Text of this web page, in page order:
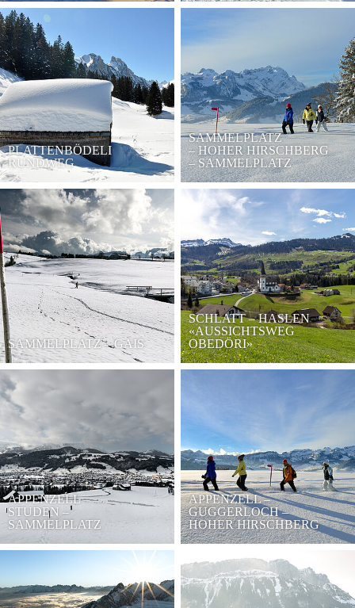
PLATTENBÖDELI
RUNDWEG
SAMMELPLATZ
– HOHER HIRSCHBERG
– SAMMELPLATZ
SAMMELPLATZ – GAIS
SCHLATT – HASLEN
«AUSSICHTSWEG
OBEDÖRI»
APPENZELL –
STUDEN –
SAMMELPLATZ
APPENZELL –
GUGGERLOCH –
HOHER HIRSCHBERG